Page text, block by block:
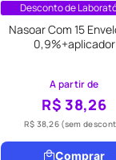
Desconto de
Nasoar Com 15
0,9%+aplicador
A partir de
R$ 38,26
R$ 38,26 (sem
Comprar